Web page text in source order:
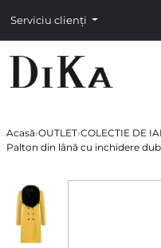
Serviciu clienți
Acasă›OUTLET›COLECTIE DE
Palton din lână cu inchidere